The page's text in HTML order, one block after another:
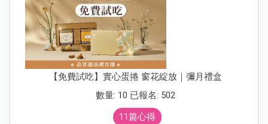
【免費試吃】實心蛋捲 窗花綻放｜彌月禮盒
數量: 10 已報名: 502
11篇心得